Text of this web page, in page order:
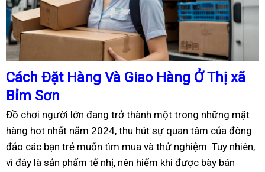
Cách Đặt Hàng Và Giao Hàng ỞThị xã
Bỉm Sơn
Đồ chơi người lớn đang trở thành một trong những mặt
hàng hot nhất năm 2024, thu hút sự quan tâm của đông
đảo các bạn trẻ muốn tìm mua và thử nghiệm. Tuy nhiên,
vì đây là sản phẩm tế nhị, nên hiếm khi được bày bán